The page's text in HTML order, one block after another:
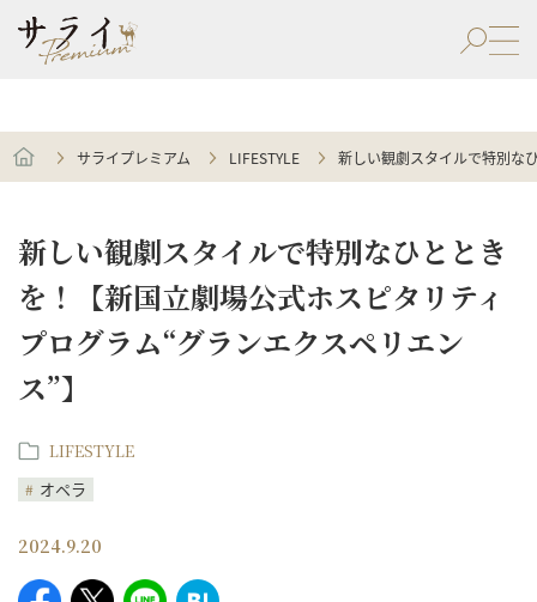
サライプレミアム LIFESTYLE 新しい観劇スタイルで特別な
新しい観劇スタイルで特別なひととき
を！【新国立劇場公式ホスピタリティ
プログラム“グランエクスペリエン
ス”】
LIFESTYLE
オペラ
2024.9.20